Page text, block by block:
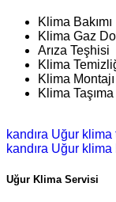
Klima Bakımı
Klima Gaz
Arıza Teşhisi
Klima
Klima Montajı
Klima Taşıma
kandıra Uğur klima
kandıra Uğur
Uğur Klima Servisi